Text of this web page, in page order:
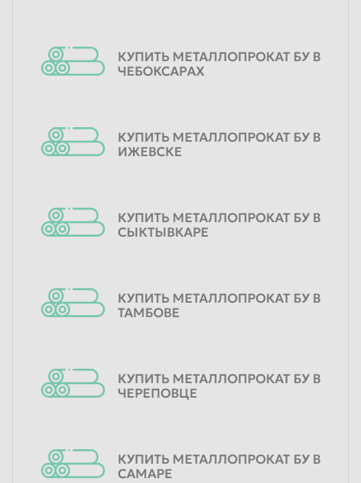
КУПИТЬ МЕТАЛЛОПРОКАТ БУ В
ЧЕБОКСАРАХ
КУПИТЬ МЕТАЛЛОПРОКАТ БУ В
ИЖЕВСКЕ
КУПИТЬ МЕТАЛЛОПРОКАТ БУ В
СЫКТЫВКАРЕ
КУПИТЬ МЕТАЛЛОПРОКАТ БУ В
ТАМБОВЕ
КУПИТЬ МЕТАЛЛОПРОКАТ БУ В
ЧЕРЕПОВЦЕ
КУПИТЬ МЕТАЛЛОПРОКАТ БУ В
САМАРЕ